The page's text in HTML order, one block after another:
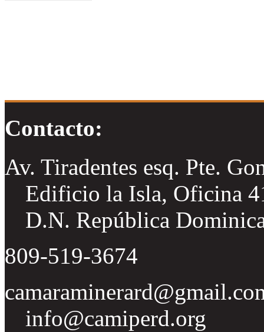
Contacto:
Av. Tiradentes esq. Pte.
Edificio la Isla, Oficina
D.N. República
809-519-3674
info@camiperd.org